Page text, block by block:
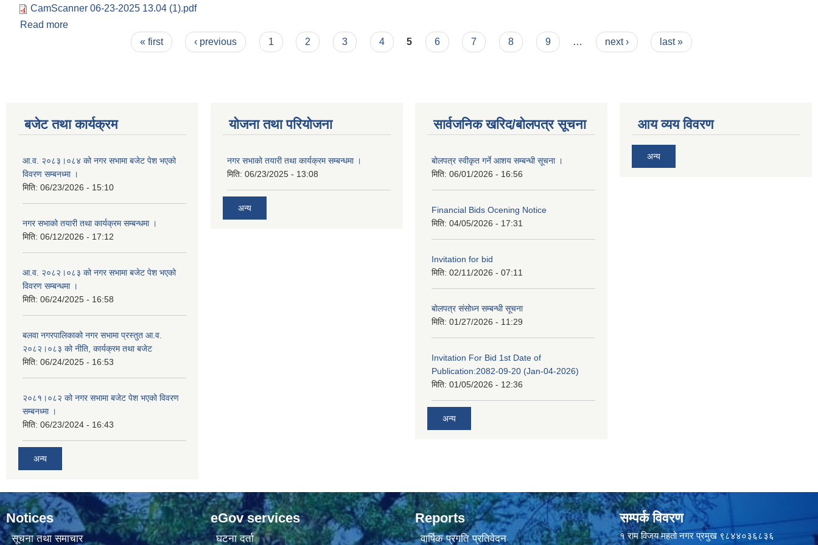
CamScanner 06-23-2025 13.04 (1).pdf
Read more
« first ‹ previous 1 2 3 4 5 6 7 8 9 … next › last »
बजेट तथा कार्यक्रम
आ.व. २०८३।०८४ को नगर सभामा बजेट पेश भएको
विवरण सम्बनध्मा ।
मिति: 06/23/2026 - 15:10
नगर सभाको तयारी तथा कार्यक्रम सम्बन्धमा ।
मिति: 06/12/2026 - 17:12
आ.व. २०८२।०८३ को नगर सभामा बजेट पेश भएको
विवरण सम्बन्धमा ।
मिति: 06/24/2025 - 16:58
बलवा नगरपालिकाको नगर सभामा प्रस्तुत आ.व.
२०८२।०८३ को नीति, कार्यक्रम तथा बजेट
मिति: 06/24/2025 - 16:53
२०८१।०८२ को नगर सभामा बजेट पेश भएको विवरण
सम्बनध्मा ।
मिति: 06/23/2024 - 16:43
अन्य
योजना तथा परियोजना
नगर सभाको तयारी तथा कार्यक्रम सम्बन्धमा ।
मिति: 06/23/2025 - 13:08
अन्य
सार्वजनिक खरिद/बोलपत्र सूचना
बोलपत्र स्वीकृत गर्ने आशय सम्बन्धी सूचना ।
मिति: 06/01/2026 - 16:56
Financial Bids Ocening Notice
मिति: 04/05/2026 - 17:31
Invitation for bid
मिति: 02/11/2026 - 07:11
बोलपत्र संसोध्न सम्बन्धी सूचना
मिति: 01/27/2026 - 11:29
Invitation For Bid 1st Date of
Publication:2082-09-20 (Jan-04-2026)
मिति: 01/05/2026 - 12:36
अन्य
आय व्यय विवरण
अन्य
Notices
सूचना तथा समाचार
eGov services
घटना दर्ता
Reports
वार्षिक प्रगति प्रतिवेदन
सम्पर्क विवरण
१ राम विजय महतो नगर प्रमुख ९८४४०३६८३६